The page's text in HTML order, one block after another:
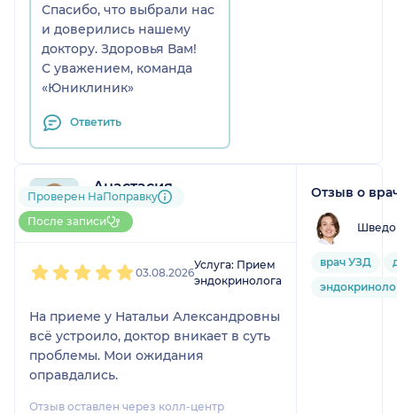
Спасибо, что выбрали нас
и доверились нашему
доктору. Здоровья Вам!
С уважением, команда
«Юниклиник»
Ответить
Анастасия
1 отзыв
До 5 записей через НаПоправку
Проверен НаПоправку
После записи
03.08.2026
Услуга: Прием
эндокринолога
На приеме у Натальи Александровны
всё устроило, доктор вникает в суть
проблемы. Мои ожидания
оправдались.
Отзыв оставлен через колл-центр
Отзыв о
врач УЗД